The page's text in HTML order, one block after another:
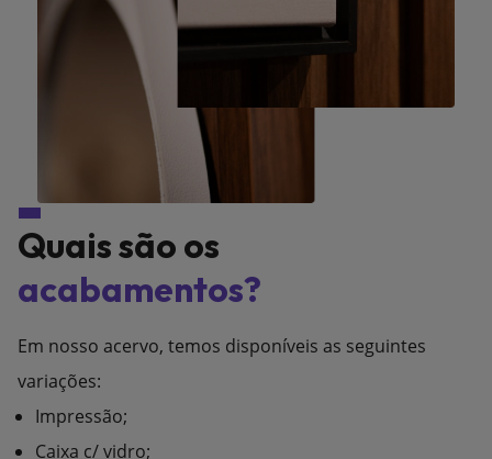
Quais são os
acabamentos?
Em nosso acervo, temos disponíveis as seguintes
variações:
Impressão;
Caixa c/ vidro;